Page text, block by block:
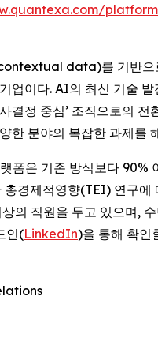
data)를 기반으
기업이다. AI의 최신 기
결정 중심’ 조직으로의
한 분야의 복잡한 과제
은 기존 방식보다 90%
경제적영향(TEI) 연구에
의 직원을 두고 있으며,
인(LinkedIn)을 통해 확인